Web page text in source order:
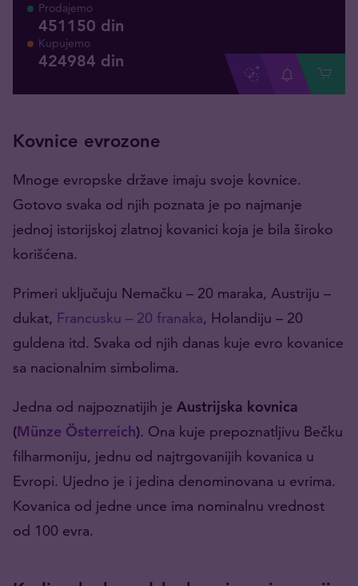
Prodajemo
451150 din
Kupujemo
424984 din
Kovnice evrozone
Mnoge evropske države imaju svoje kovnice.
Gotovo svaka od njih poznata je po najmanje
jednoj istorijskoj zlatnoj kovanici koja je bila široko
korišćena.
Primeri uključuju Nemačku – 20 maraka, Austriju –
dukat, Francusku – 20 franaka, Holandiju – 20
guldena itd. Svaka od njih danas kuje evro kovanice
sa nacionalnim simbolima.
Jedna od najpoznatijih je Austrijska kovnica
(Münze Österreich). Ona kuje prepoznatljivu Bečku
filharmoniju, jednu od najtrgovanijih kovanica u
Evropi. Ujedno je i jedina denominovana u evrima.
Kovanica od jedne unce ima nominalnu vrednost
od 100 evra.